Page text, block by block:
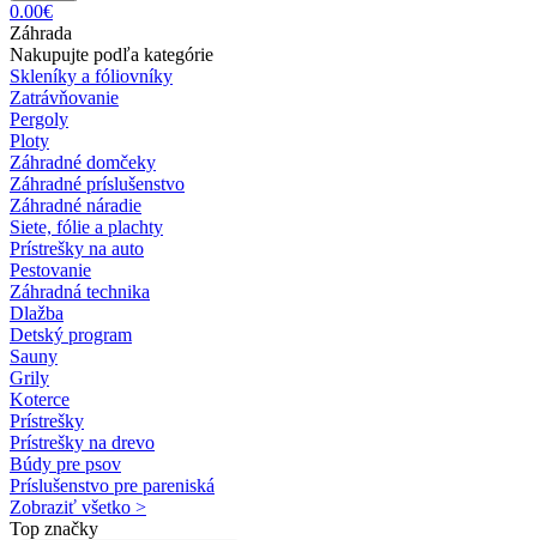
0.00€
Záhrada
Nakupujte podľa kategórie
Skleníky a fóliovníky
Zatrávňovanie
Pergoly
Ploty
Záhradné domčeky
Záhradné príslušenstvo
Záhradné náradie
Siete, fólie a plachty
Prístrešky na auto
Pestovanie
Záhradná technika
Dlažba
Detský program
Sauny
Grily
Koterce
Prístrešky
Prístrešky na drevo
Búdy pre psov
Príslušenstvo pre pareniská
Zobraziť všetko >
Top značky